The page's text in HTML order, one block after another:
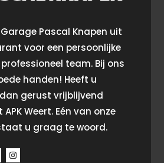
Pascal Knapen uit
voor een persoonlijke
team. Bij ons
handen! Heeft u
gerust vrijblijvend
Weert. Eén van onze
u graag te woord.